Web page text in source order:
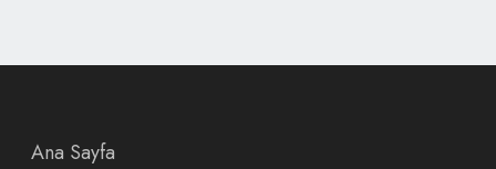
Ana Sayfa